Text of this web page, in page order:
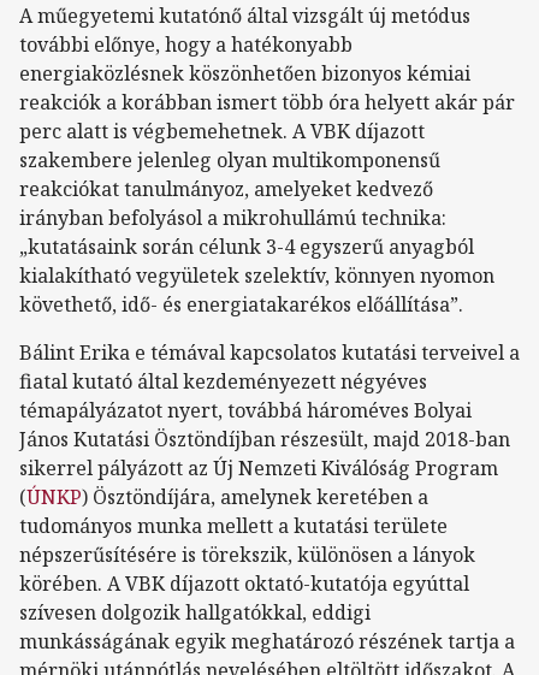
A műegyetemi kutatónő által vizsgált új metódus
további előnye, hogy a hatékonyabb
energiaközlésnek köszönhetően bizonyos kémiai
reakciók a korábban ismert több óra helyett akár pár
perc alatt is végbemehetnek. A VBK díjazott
szakembere jelenleg olyan multikomponensű
reakciókat tanulmányoz, amelyeket kedvező
irányban befolyásol a mikrohullámú technika:
„kutatásaink során célunk 3-4 egyszerű anyagból
kialakítható vegyületek szelektív, könnyen nyomon
követhető, idő- és energiatakarékos előállítása”.
Bálint Erika e témával kapcsolatos kutatási terveivel a
fiatal kutató által kezdeményezett négyéves
témapályázatot nyert, továbbá hároméves Bolyai
János Kutatási Ösztöndíjban részesült, majd 2018-ban
sikerrel pályázott az Új Nemzeti Kiválóság Program
(ÚNKP) Ösztöndíjára, amelynek keretében a
tudományos munka mellett a kutatási területe
népszerűsítésére is törekszik, különösen a lányok
körében. A VBK díjazott oktató-kutatója egyúttal
szívesen dolgozik hallgatókkal, eddigi
munkásságának egyik meghatározó részének tartja a